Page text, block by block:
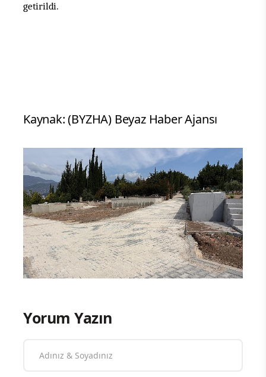
getirildi.
Kaynak: (BYZHA) Beyaz Haber Ajansı
Yorum Yazın